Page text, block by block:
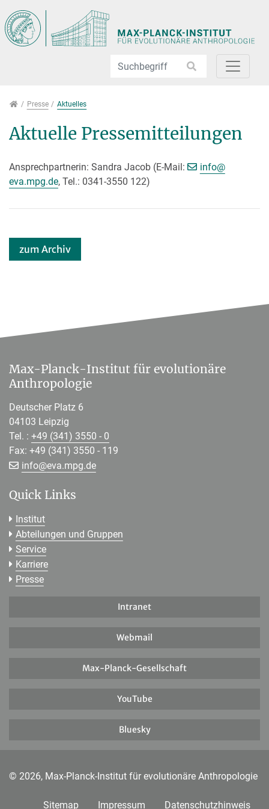
PressePresse Aktuelles
Aktuelle Pressemitteilungen
Ansprechpartnerin: Sandra Jacob (E-Mail: info@[>>>
eva.mpg.de, Tel.: 0341-3550 122)
zum Archiv
Max-Planck-Institut für evolutionäre
Anthropologie
Deutscher Platz 6
04103 Leipzig
Tel. : +49 (341) 3550 - 0
Fax: +49 (341) 3550 - 119
info@[>>> Please remove the text! <<<]
eva.mpg.de
Quick Links
Institut
Abteilungen und Gruppen
Service
Karriere
Presse
Intranet
Webmail
Max-Planck-Gesellschaft
YouTube
Bluesky
© 2026, Max-Planck-Institut für evolutionäre Anthropologie
Sitemap Impressum Datenschutzhinweis